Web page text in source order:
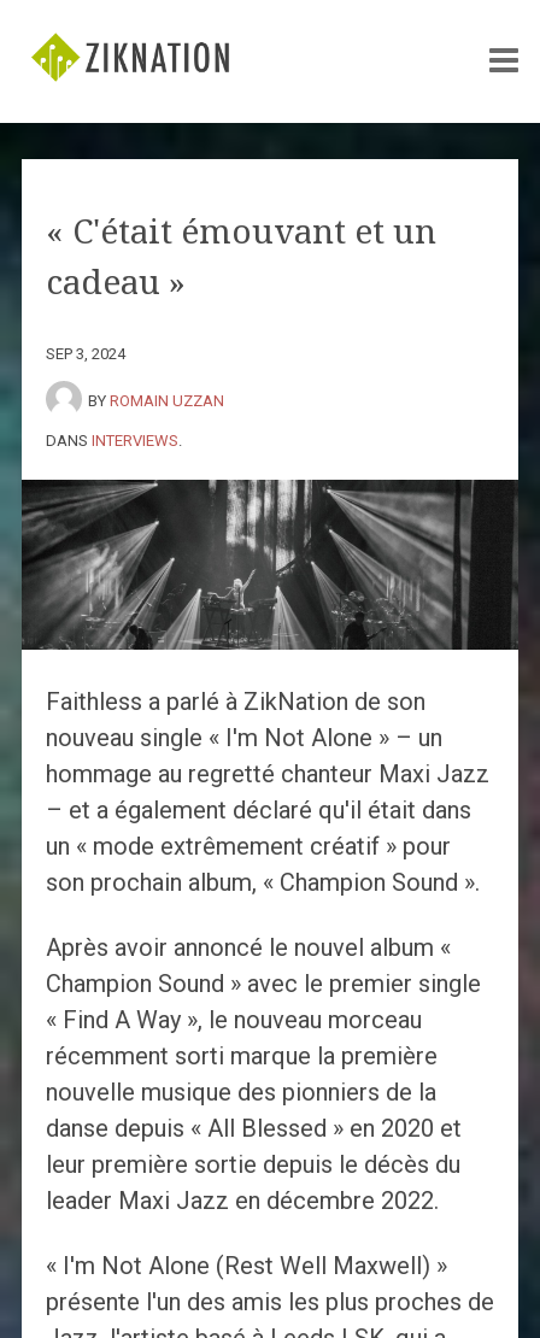
« C'était émouvant et un
cadeau »
SEP 3, 2024
BY ROMAIN UZZAN
DANS INTERVIEWS
Faithless a parlé à ZikNation de son
nouveau single « I'm Not Alone » – un
hommage au regretté chanteur Maxi Jazz
– et a également déclaré qu'il était dans
un « mode extrêmement créatif » pour
son prochain album, « Champion Sound ».
Après avoir annoncé le nouvel album «
Champion Sound » avec le premier single
« Find A Way », le nouveau morceau
récemment sorti marque la première
nouvelle musique des pionniers de la
danse depuis « All Blessed » en 2020 et
leur première sortie depuis le décès du
leader Maxi Jazz en décembre 2022.
« I'm Not Alone (Rest Well Maxwell) »
présente l'un des amis les plus proches de